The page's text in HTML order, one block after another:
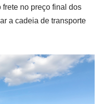
no preço final dos
a cadeia de transporte